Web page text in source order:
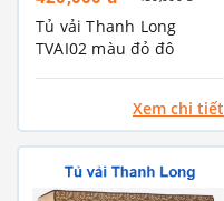
Tủ vải Thanh Long
TVAI02 màu đỏ đô
Xem chi tiết